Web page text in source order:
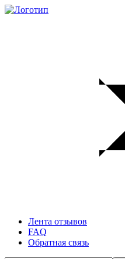
Лента отзывов
FAQ
Обратная связь